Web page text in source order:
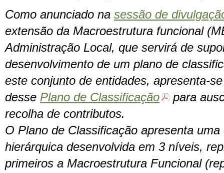
Como anunciado na sessão de
extensão da Macroestrutura funcional
Administração Local, que servirá de
desenvolvimento de um plano de
este conjunto de entidades, apresenta-
desse Plano de Classificação
para
recolha de contributos.
O Plano de Classificação apresenta
hierárquica desenvolvida em 3 níveis,
primeiros a Macroestrutura Funcional